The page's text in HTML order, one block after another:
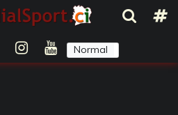
Normal